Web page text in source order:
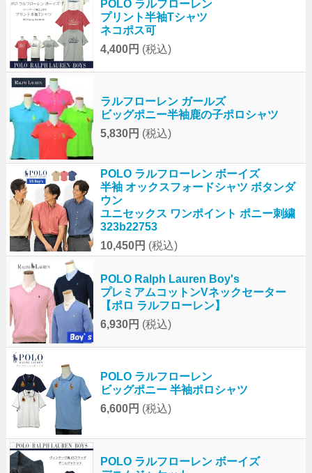
POLO ラルフローレン
プリント半袖Tシャツ
ネコポス可
4,400円 (税込)
ラルフローレン ガールズ
ビッグポニー半袖鹿の子ポロシャツ
5,830円 (税込)
POLO ラルフローレン ボーイズ
半袖 オックスフォードシャツ ボタンダ
ウン
ユニセックス ワンポイント ポニー刺繍
323b22753
10,450円 (税込)
POLO Ralph Lauren Boy's
プレミアムコットンVネックセーター
【ポロ ラルフローレン】
6,930円 (税込)
POLO ラルフローレン
ビッグポニー 半袖ポロシャツ
6,600円 (税込)
POLO ラルフローレン ボーイズ